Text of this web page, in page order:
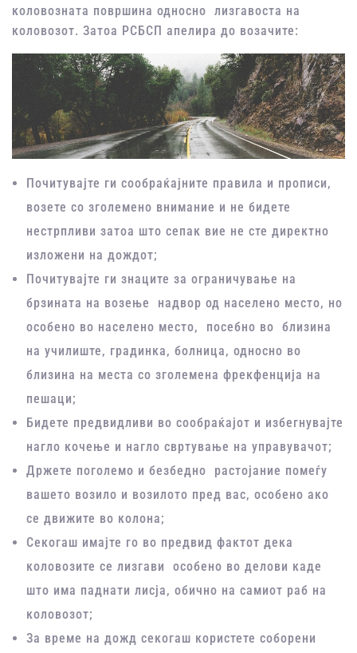
коловозната површина односно лизгавоста на
коловозот. Затоа РСБСП апелира до возачите:
Почитувајте ги сообраќајните правила и прописи,
возете со зголемено внимание и не бидете
нестрпливи затоа што сепак вие не сте директно
изложени на дождот;
Почитувајте ги знаците за ограничување на
брзината на возење надвор од населено место, но
особено во населено место, посебно во близина
на училиште, градинка, болница, односно во
близина на места со зголемена фрекфенција на
пешаци;
Бидете предвидливи во сообраќајот и избегнувајте
нагло кочење и нагло свртување на управувачот;
Држете поголемо и безбедно растојание помеѓу
вашето возило и возилото пред вас, особено ако
се движите во колона;
Секогаш имајте го во предвид фактот дека
коловозите се лизгави особено во делови каде
што има паднати лисја, обично на самиот раб на
коловозот;
За време на дожд секогаш користете соборени